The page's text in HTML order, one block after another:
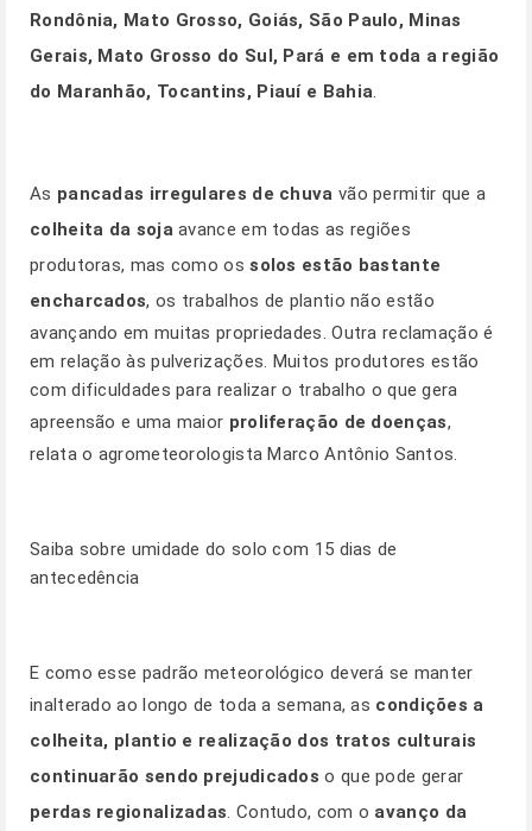
Rondônia, Mato Grosso, Goiás, São Paulo, Minas
Gerais, Mato Grosso do Sul, Pará e em toda a região
do Maranhão, Tocantins, Piauí e Bahia.
As pancadas irregulares de chuva vão permitir que a
colheita da sojaavance em todas as regiões
produtoras, mas como os solos estão bastante
encharcados, os trabalhos de plantio não estão
avançando em muitas propriedades. Outra reclamação é
em relação às pulverizações. Muitos produtores estão
com dificuldades para realizar o trabalho o que gera
apreensão e uma maior proliferação de doenças,
relata o agrometeorologista Marco Antônio Santos.
Saiba sobre umidade do solo com 15 dias de
antecedência
E como esse padrão meteorológico deverá se manter
inalterado ao longo de toda a semana, as condições a
colheita, plantio e realização dos tratos culturais
continuarão sendo prejudicados o que pode gerar
perdas regionalizadas. Contudo, com o avanço da